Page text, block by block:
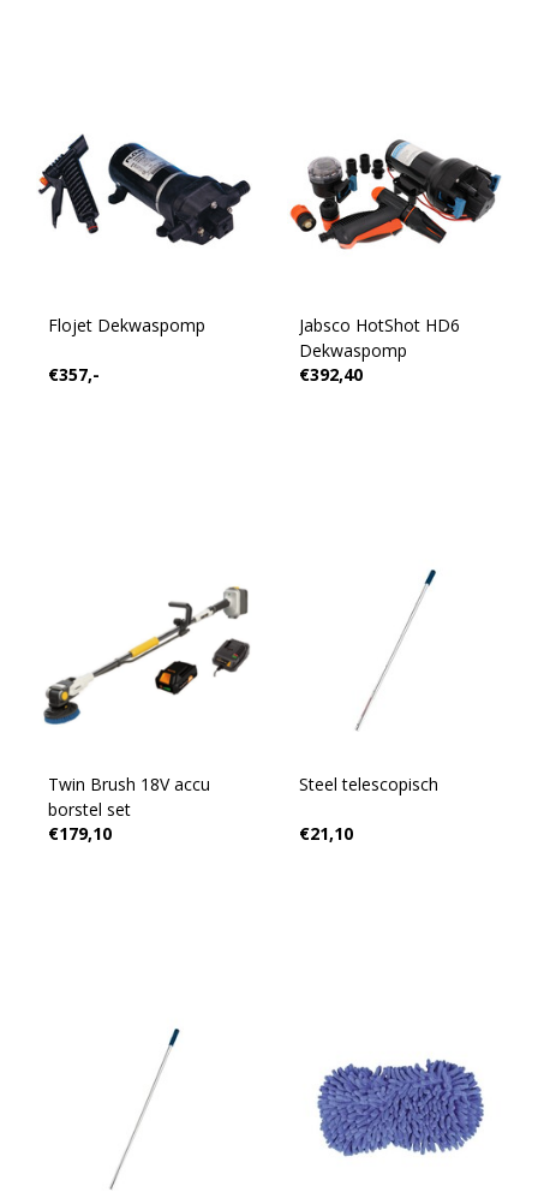
Flojet Dekwaspomp
€357,-
Jabsco HotShot HD6
Dekwaspomp
€392,40
Twin Brush 18V accu
borstel set
€179,10
Steel telescopisch
€21,10